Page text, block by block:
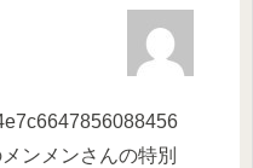
ンメンさんの特別